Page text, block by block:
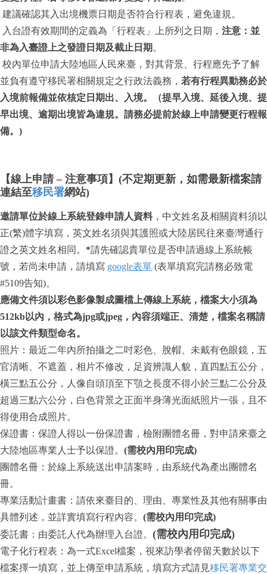
建議確認其入出境機票日期是否符合行程表，避免違規。
入台證有效期間的定義為「行程表」上所列之日期， 注意：並
非為入臺證上之發證日期及截止日期。
校內單位申請大陸地區人民來臺，對其背景、行程應先予了解
並負有遵守移民署相關規定之行政法義務， 若有行程異動務必於
入境前報備並依核定日期出、入境。（提早入境、延後入境、提
早出境、逾期出境皆為違規。請務必提前於線上申請變更行程報
備。)
【線上申請 – 注意事項】(不定期更新，如需最新檔案請
連結至移民署網站)
邀請單位於線上系統登錄申請人資料，中文姓名及相關資料須以
正(繁)體字填寫，英文姓名須與其護照或大陸居民往來臺灣通行
證之英文姓名相同。 *請先確認貴單位是否申請過線上系統帳
號，若尚未申請，請填寫 google表單 (表單填寫完請務必致電
#5109告知)。
應備文件須以彩色影像製成圖檔上傳線上系統，檔案大小須為
512kb以內，格式為jpg或jpeg，內容須端正、清楚，檔案名稱請
以該文件類型命名。
照片：最近二年內所拍攝之二吋彩色、脫帽、未戴有色眼鏡，五
官清晰、不遮蓋，相片不修改，足資辨識人貌，直四點五公分，
橫三點五公分，人像自頭頂至下顎之長度不得小於三點二公分及
超過三點六公分，白色背景之正面半身薄光面紙照片一張，且不
得使用合成照片。
保證書：保證人得以一份保證書，檢附團體名冊，對申請來臺之
大陸地區專業人士予以保證。 (需校內用印完成)
團體名冊：於線上系統送出申請案時，由系統代為產出團體名
冊。
專業活動計畫書：請依來臺目的、理由、專業性及其他有關事由
具體列述，並詳實填寫行程內容。 (需校內用印完成)
委託書：由委託人代為辦理入台證。 (需校內用印完成)
電子化行程表：為一式Excel檔案，視來訪學者停留天數於以下
檔案擇一填寫，並上傳至申請系統，填寫方式請見移民署專業交